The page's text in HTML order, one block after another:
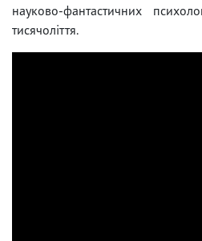
науково-фантастичних
тисячоліття.